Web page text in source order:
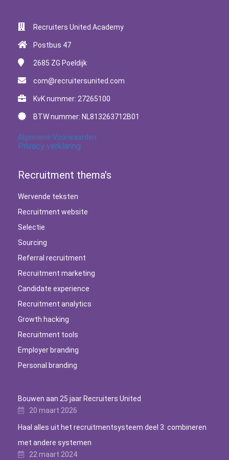
Recruiters United Academy
Postbus 47
2685 ZG Poeldijk
com@recruitersunited.com
KvK nummer: 27265100
BTW nummer: NL813263712B01
Algemene Voorwaarden
Privacy verklaring
Recruitment thema's
Wervende teksten
Recruitment website
Selectie
Sourcing
Referral recruitment
Recruitment marketing
Candidate experience
Recruitment analytics
Growth hacking
Recruitment tools
Employer branding
Personal branding
Bouwen aan 25 jaar Recruiters United
20 maart 2026
Haal alles uit het recruitmentsysteem deel 3: combineren
met andere systemen
22 maart 2024